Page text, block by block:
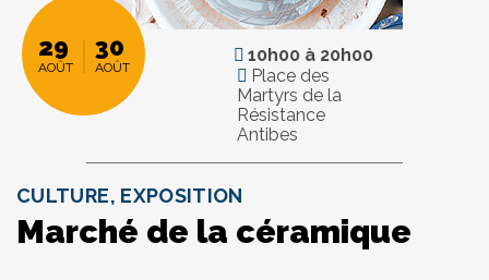
29
AOÛT
30
AOÛT
10h00 à 20h00
Place des
Martyrs de la
Résistance
Antibes
CULTURE, EXPOSITION
Marché de la céramique